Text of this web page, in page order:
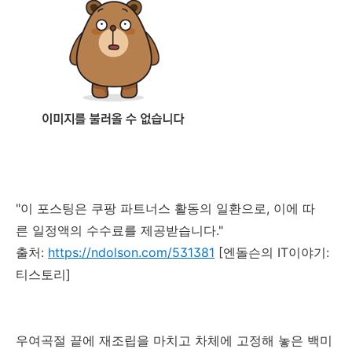
"이 포스팅은 쿠팡 파트너스 활동의 일환으로, 이에 따
른 일정액의 수수료를 제공받습니다."
출처: https://ndolson.com/531381 [엔돌슨의 IT이야기:
티스토리]
우여곡절 끝에 재조립을 마치고 차체에 고정해 놓은 백미